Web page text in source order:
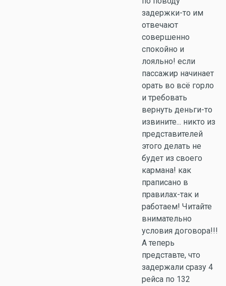
задержки-то им
отвечают
совершенно
спокойно и
лояльно! если
пассажир начинает
орать во всё горло
и требовать
вернуть деньги-то
извините... никто из
представителей
этого делать не
будет из своего
кармана! как
праписано в
правилах-так и
работаем! Читайте
внимательно
условия договора!!!
А теперь
представте, что
задержали сразу 4
рейса по 132